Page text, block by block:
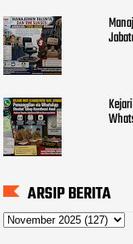
ARSIP BERITA